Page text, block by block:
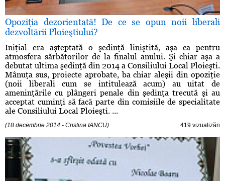
Opoziţia dezorientată! De ce se opun noii liberali
dezvoltării Ploieştiului?
Iniţial era aşteptată o şedinţă liniştită, aşa ca pentru
atmosfera sărbătorilor de la finalul anului. Şi chiar aşa a
debutat ultima şedinţă din 2014 a Consiliului Local Ploieşti.
Mânuţa sus, proiecte aprobate, ba chiar aleşii din opoziţie
(noii liberali cum se intitulează acum) au uitat de
ameninţările cu plângeri penale din şedinţa trecută şi au
acceptat cuminţi să facă parte din comisiile de specialitate
ale Consiliului Local Ploieşti. ...
(18 decembrie 2014 - Cristina IANCU) 419 vizualizări